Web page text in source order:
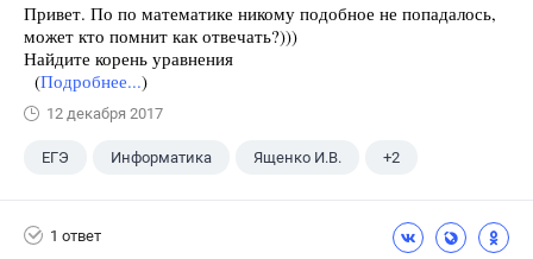
Привет. По по математике никому подобное не попадалось,
может кто помнит как отвечать?)))
Найдите корень уравнения
(Подробнее...)
12 декабря 2017
ЕГЭ Информатика Ященко И.В. +2
1 ответ